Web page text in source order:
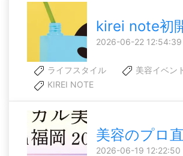
kirei note初
2026-06-22 12:54:39
ライフスタイル
美容イベン
KIREI NOTE
美容のプロ直
2026-06-19 12:22:50